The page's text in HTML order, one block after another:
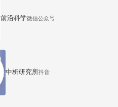
前沿科学微信公众号
中析研究所抖音